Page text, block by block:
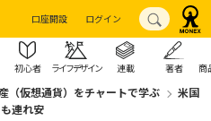
口座開設 ログイン
初心者 ライフデザイン 連載 著者 商
（仮想通貨）をチャートで学ぶ
米国
連れ安